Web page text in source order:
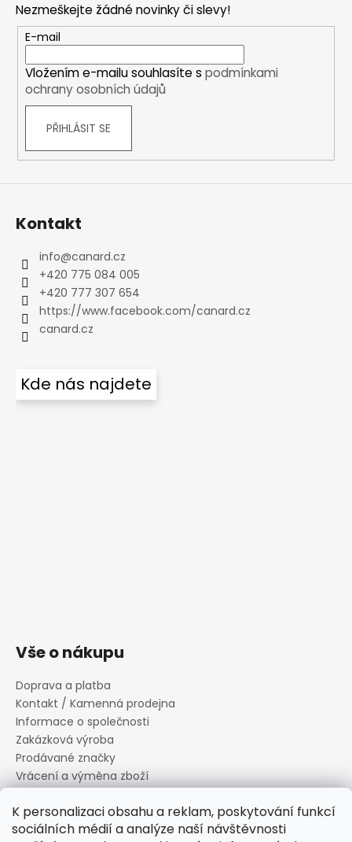
K personalizaci obsahu a reklam, poskytování funkcí
sociálních médií a analýze naší návštěvnosti
Nezmeškejte žádné novinky či slevy!
E-mail
Vložením e-mailu souhlasíte s podmínkami
ochrany osobních údajů
PŘIHLÁSIT SE
Kontakt
info@canard.cz
+420 775 084 005
+420 777 307 654
https://www.facebook.com/canard.cz
canard.cz
Kde nás najdete
Vše o nákupu
Doprava a platba
Kontakt / Kamenná prodejna
Informace o společnosti
Zakázková výroba
Prodávané značky
Vrácení a výměna zboží
Informace o souborech cookies
Reklamační řád